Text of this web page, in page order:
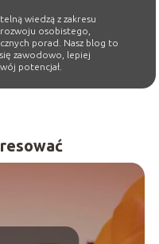
wiedzą z zakresu
osobistego,
porad. Nasz blog to
zawodowo, lepiej
potencjał.